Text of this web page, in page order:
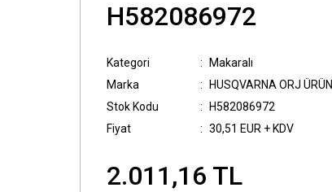
H582086972
Kategori
Makaralı
Marka
HUSQVARNA ORJ ÜRÜN
Stok Kodu
H582086972
Fiyat
30,51 EUR + KDV
2.011,16 TL